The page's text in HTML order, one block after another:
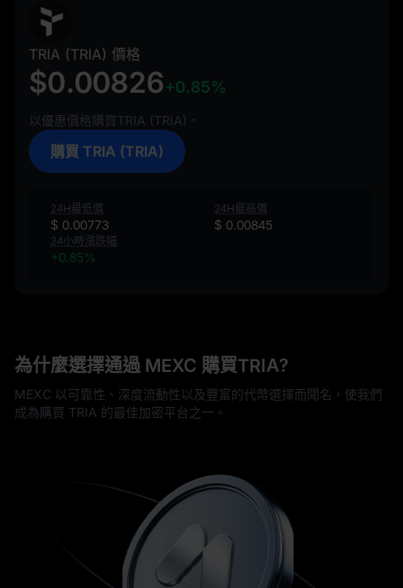
TRIA (TRIA) 價格
$0.00826+0.85%
以優惠價格購買TRIA (TRIA)。
購買 TRIA (TRIA)
24H最低價
$ 0.00773
24H最高價
$ 0.00845
24小時漲跌幅
+0.85%
為什麼選擇通過 MEXC 購買TRIA?
MEXC 以可靠性、深度流動性以及豐富的代幣選擇而聞名，使我們
成為購買 TRIA 的最佳加密平台之一。